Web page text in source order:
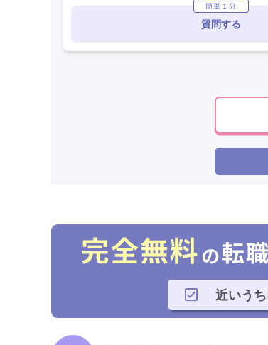
簡単１分
質問する
近いう